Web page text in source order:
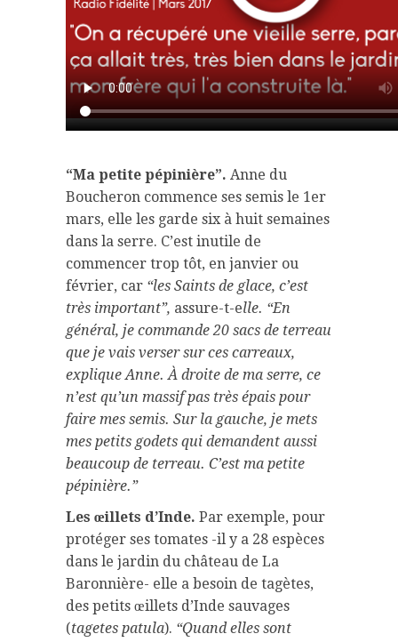
“Ma petite pépinière”. Anne du
Boucheron commence ses semis le 1er
mars, elle les garde six à huit semaines
dans la serre. C’est inutile de
commencer trop tôt, en janvier ou
février, car “les Saints de glace, c’est
très important”, assure-t-elle. “En
général, je commande 20 sacs de terreau
que je vais verser sur ces carreaux,
explique Anne. À droite de ma serre, ce
n’est qu’un massif pas très épais pour
faire mes semis. Sur la gauche, je mets
mes petits godets qui demandent aussi
beaucoup de terreau. C’est ma petite
pépinière.”
Les œillets d’Inde. Par exemple, pour
protéger ses tomates -il y a 28 espèces
dans le jardin du château de La
Baronnière- elle a besoin de tagètes,
des petits œillets d’Inde sauvages
(tagetes patula). “Quand elles sont